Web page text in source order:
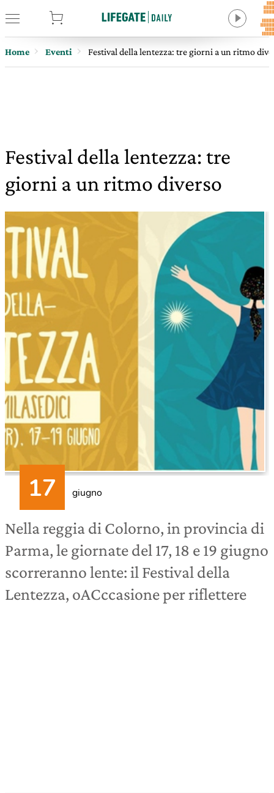
Home Eventi Festival della lentezza: tre giorni a un ritmo
Festival della lentezza: tre
giorni a un ritmo diverso
giugno
Nella reggia di Colorno, in provincia di
Parma, le giornate del 17, 18 e 19 giugno
scorreranno lente: il Festival della
Lentezza, oACccasione per riflettere